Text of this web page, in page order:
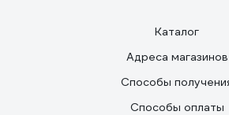
Каталог
Адреса магазинов
Способы
Способы оплаты